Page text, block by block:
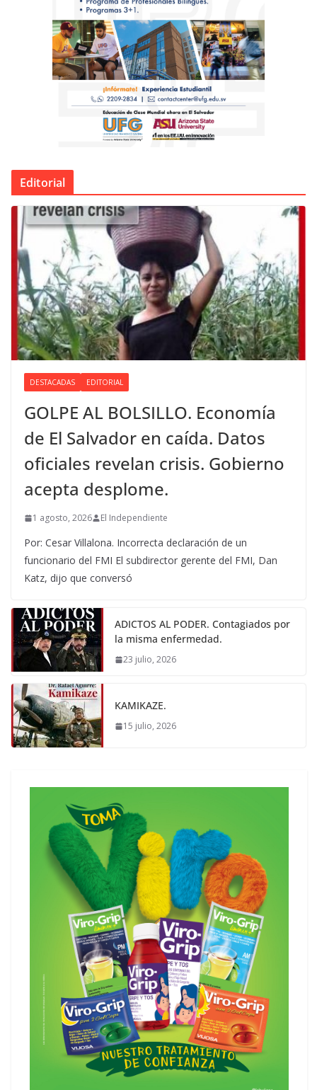
Editorial
DESTACADAS EDITORIAL
GOLPE AL BOLSILLO. Economía
de El Salvador en caída. Datos
oficiales revelan crisis. Gobierno
acepta desplome.
1 agosto, 2026 El Independiente
Por: Cesar Villalona. Incorrecta declaración de un
funcionario del FMI El subdirector gerente del FMI, Dan
Katz, dijo que conversó
ADICTOS AL PODER. Contagiados por
la misma enfermedad.
23 julio, 2026
KAMIKAZE.
15 julio, 2026